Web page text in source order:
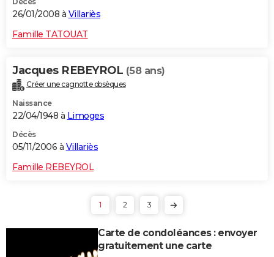
26/01/2008 à Villariès
Famille TATOUAT
Jacques REBEYROL (58 ans)
Créer une cagnotte obsèques
Naissance
22/04/1948 à Limoges
Décès
05/11/2006 à Villariès
Famille REBEYROL
1 2 3
Carte de condoléances : envoyer
gratuitement une carte